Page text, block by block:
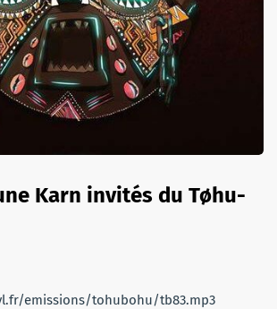
Karn invités du Tøhu-
emissions/tohubohu/tb83.mp3